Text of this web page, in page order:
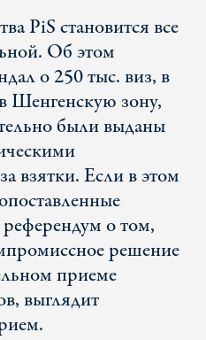
PiS становится все
Об этом
о 250 тыс. виз, в
Шенгенскую зону,
были выданы
взятки. Если в этом
референдум о том,
решение
приеме
выглядит